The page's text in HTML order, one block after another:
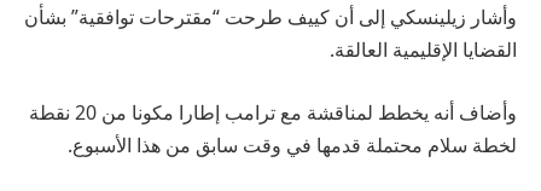
وأشار زيلينسكي إلى أن كييف طرحت “مقترحات توافقية” بشأن
القضايا الإقليمية العالقة.
وأضاف أنه يخطط لمناقشة مع ترامب إطارا مكونا من 20 نقطة
لخطة سلام محتملة قدمها في وقت سابق من هذا الأسبوع.